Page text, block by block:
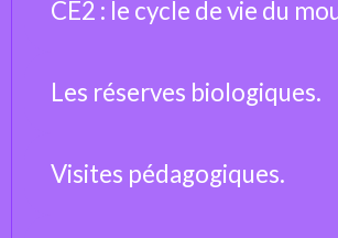
CE2 : le cycle de vie du
Les réserves biologiques.
Visites pédagogiques.